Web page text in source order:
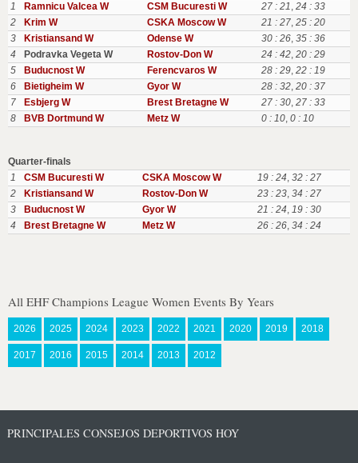
1
Ramnicu Valcea W CSM Bucuresti W 27 : 21, 24 : 33
2
Krim W CSKA Moscow W 21 : 27, 25 : 20
3
Kristiansand W Odense W 30 : 26, 35 : 36
4
Podravka Vegeta W Rostov-Don W 24 : 42, 20 : 29
5
Buducnost W Ferencvaros W 28 : 29, 22 : 19
6
Bietigheim W Gyor W 28 : 32, 20 : 37
7
Esbjerg W Brest Bretagne W 27 : 30, 27 : 33
8
BVB Dortmund W Metz W 0 : 10, 0 : 10
Quarter-finals
1
CSM Bucuresti W CSKA Moscow W 19 : 24, 32 : 27
2
Kristiansand W Rostov-Don W 23 : 23, 34 : 27
3
Buducnost W Gyor W 21 : 24, 19 : 30
4
Brest Bretagne W Metz W 26 : 26, 34 : 24
All EHF Champions League Women Events By Years
2026 2025 2024 2023 2022 2021 2020 2019 2018
2017 2016 2015 2014 2013 2012
PRINCIPALES CONSEJOS DEPORTIVOS HOY